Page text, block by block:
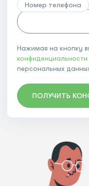
Номер телефона
Нажимая на кнопку
конфиденциальности
персональных
ПОЛУЧИТЬ